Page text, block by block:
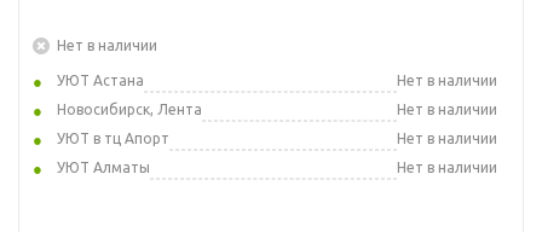
Нет в наличии
УЮТ Астана
Нет в наличии
Новосибирск, Лента
Нет в наличии
УЮТ в тц Апорт
Нет в наличии
УЮТ Алматы
Нет в наличии